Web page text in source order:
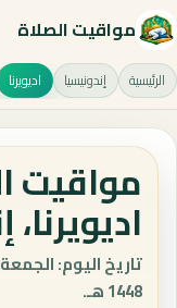
مواقيت الصلاة
الرئيسية إندونيسيا اديويرنا
مواقيت
1448 هـ.